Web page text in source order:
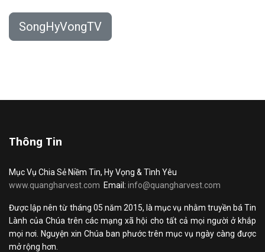
SongHyVongTV
Thông Tin
Mục Vụ Chia Sẻ Niềm Tin, Hy Vọng & Tình Yêu
www.quangharvest.com Email: info@quangharvest.com
Được lập nên từ tháng 05 năm 2015, là mục vụ nhằm truyền bá Tin
Lành của Chúa trên các mạng xã hội cho tất cả mọi người ở khắp
mọi nơi. Nguyện xin Chúa ban phước trên mục vụ ngày càng được
mở rộng hơn.